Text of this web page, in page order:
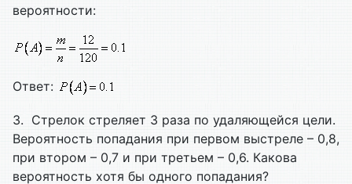
вероятности:
Ответ:
3. Стрелок стреляет 3 раза по удаляющейся цели.
Вероятность попадания при первом выстреле – 0,8,
при втором – 0,7 и при третьем – 0,6. Какова
вероятность хотя бы одного попадания?